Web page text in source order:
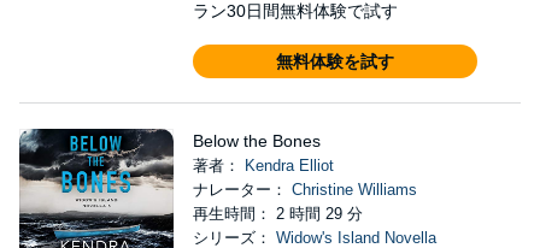
ラン30日間無料体験で試す
無料体験を試す
Below the Bones
著者：
Kendra Elliot
ナレーター： Christine Williams
再生時間： 2 時間 29 分
シリーズ： Widow's Island Novella